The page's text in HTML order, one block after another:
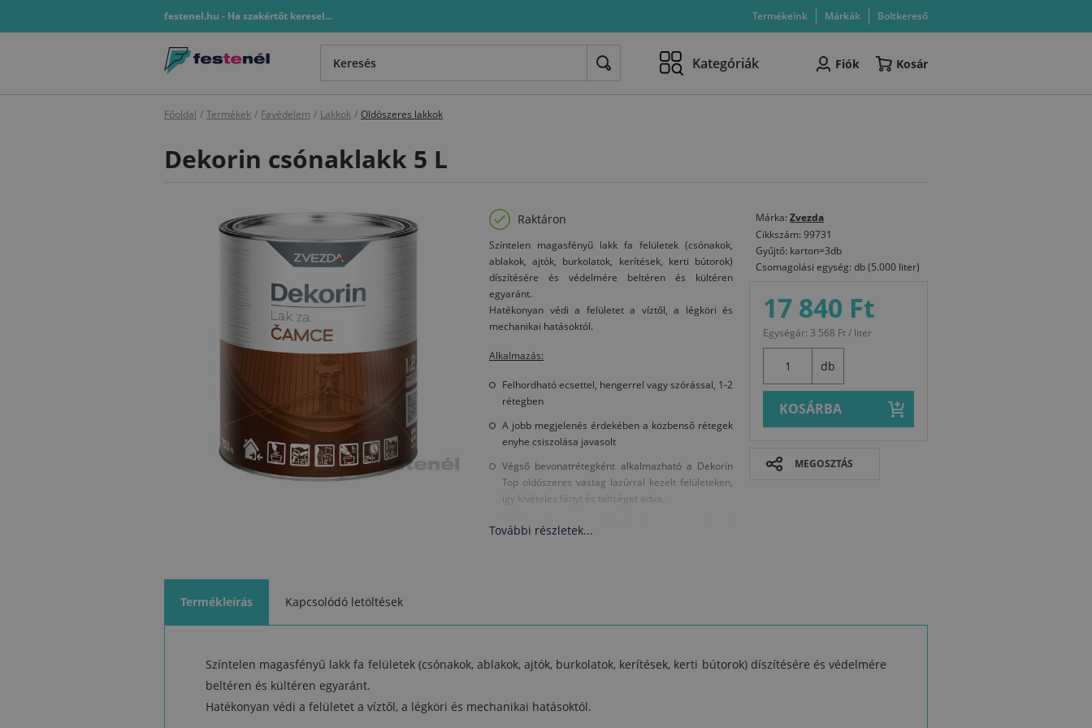
festenel.hu - Ha szakértőt keresel... Termékeink Márkák Boltkereső
Kategóriák Fiók Kosár
Főoldal / Termékek / Favédelem / Lakkok / Oldószeres lakkok
Dekorin csónaklakk 5 L
Raktáron
Színtelen magasfényű lakk fa felületek (csónakok,
ablakok, ajtók, burkolatok, kerítések, kerti bútorok)
díszítésére és védelmére beltéren és kültéren
egyaránt.
Hatékonyan védi a felületet a víztől, a légköri és
mechanikai hatásoktól.
Alkalmazás:
Felhordható ecsettel, hengerrel vagy szórással, 1-2
rétegben
A jobb megjelenés érdekében a közbenső rétegek
enyhe csiszolása javasolt
Végső bevonatrétegként alkalmazható a Dekorin
Top oldószeres vastag lazúrral kezelt felületeken,
így kivételes fényt és teltséget adva.
tisztítása lakkbenzinel lehetséges.
A felvitel módjától és az alap típusától függően 10-12
További részletek...
Márka: Zvezda
Cikkszám: 99731
Gyűjtő: karton=3db
Csomagolási egység: db (5.000 liter)
17 840 Ft
Egységár: 3 568 Ft / liter
db
KOSÁRBA
MEGOSZTÁS
Termékleírás Kapcsolódó letöltések
Színtelen magasfényű lakk fa felületek (csónakok, ablakok, ajtók, burkolatok, kerítések, kerti bútorok) díszítésére és védelmére
beltéren és kültéren egyaránt.
Hatékonyan védi a felületet a víztől, a légköri és mechanikai hatásoktól.